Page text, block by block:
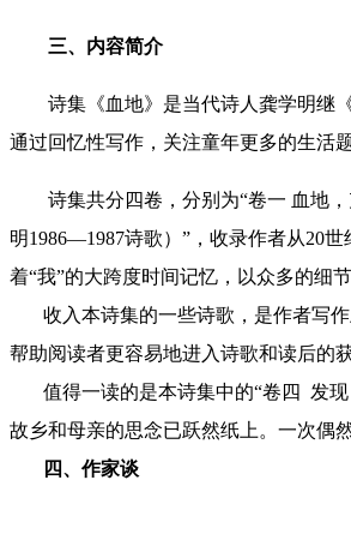
三、内容简介
诗集《血地》是当代诗人龚学明继
通过回忆性写作，关注童年更多的生活
诗集共分四卷，分别为“卷一 血地
明1986—1987诗歌）”，收录作者从20
着“我”的大跨度时间记忆，以众多的细
收入本诗集的一些诗歌，是作者写作
帮助阅读者更容易地进入诗歌和读后的
值得一读的是本诗集中的“卷四 发现
故乡和母亲的思念已跃然纸上。一次偶
四、作家谈